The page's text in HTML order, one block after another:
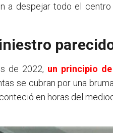
a despejar todo el
de 2022, un principio
se cubran por una
en horas del